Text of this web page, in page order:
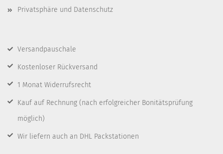
Privatsphäre und Datenschutz
Versandpauschale
Kostenloser Rückversand
1 Monat Widerrufsrecht
Kauf auf Rechnung (nach erfolgreicher Bonitätsprüfung
möglich)
Wir liefern auch an DHL Packstationen